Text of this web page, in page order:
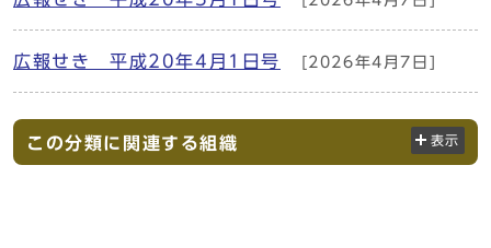
広報せき 平成20年4月1日号 [2026年4月7日]
この分類に関連する組織 表示